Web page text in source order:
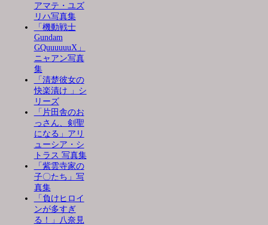
アマテ・ユズ
リハ写真集
「機動戦士
Gundam
GQuuuuuuX」
ニャアン写真
集
「清楚彼女の
快楽漬け 」シ
リーズ
「片田舎のお
っさん、剣聖
になる」アリ
ューシア・シ
トラス 写真集
「紫雲寺家の
子〇たち」写
真集
「負けヒロイ
ンが多すぎ
る！」八奈見